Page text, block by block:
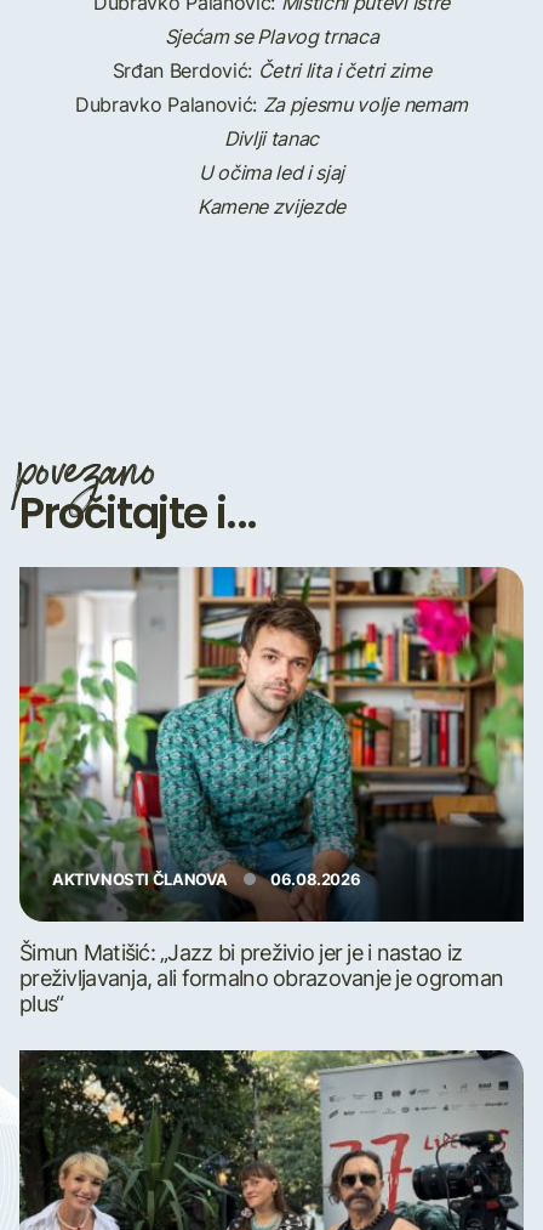
Sjećam se Plavog trnaca
Srđan Berdović: Četri lita i četri zime
Dubravko Palanović: Za pjesmu volje nemam
Divlji tanac
U očima led i sjaj
Kamene zvijezde
povezano
Pročitajte i...
AKTIVNOSTI ČLANOVA 06.08.2026
Šimun Matišić: „Jazz bi preživio jer je i nastao iz
preživljavanja, ali formalno obrazovanje je ogroman
plus“